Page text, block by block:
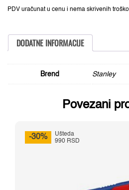
PDV uračunat u cenu i nema skrivenih
760
DODATNE INFORMACIJE
Brend Stanley
Povezani
-30%
Ušteda
990 RSD